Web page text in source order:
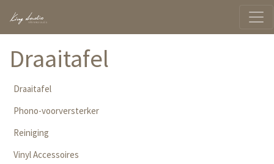
Draaitafel
Draaitafel
Phono-voorversterker
Reiniging
Vinyl Accessoires